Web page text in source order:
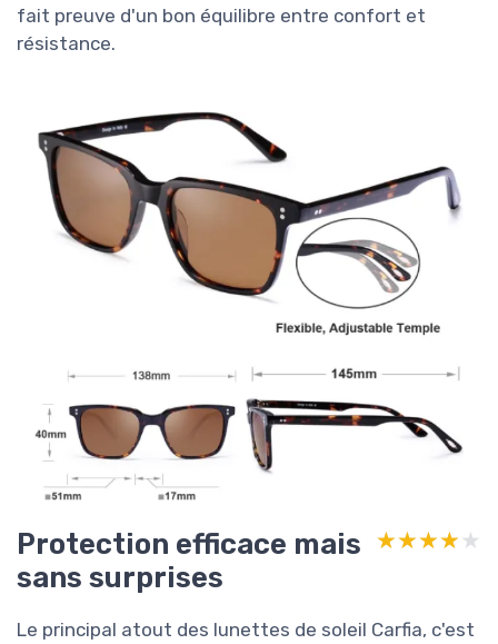
fait preuve d'un bon équilibre entre confort et
résistance.
Protection efficace mais
sans surprises
★★★★★
★★★★★
Le principal atout des lunettes de soleil Carfia, c'est